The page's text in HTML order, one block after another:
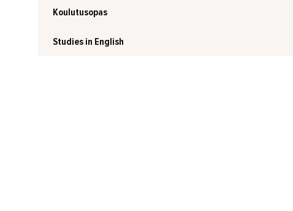
Koulutusopas
Studies in English